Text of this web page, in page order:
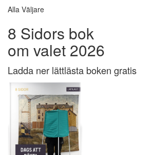
Alla Väljare
8 Sidors bok
om valet 2026
Ladda ner lättlästa boken gratis